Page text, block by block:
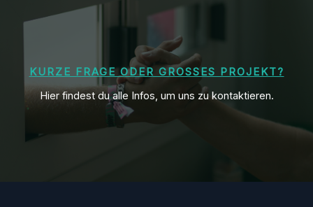
KURZE FRAGE ODER GROSSES PROJEKT?
Hier findest du alle Infos, um uns zu kontaktieren.